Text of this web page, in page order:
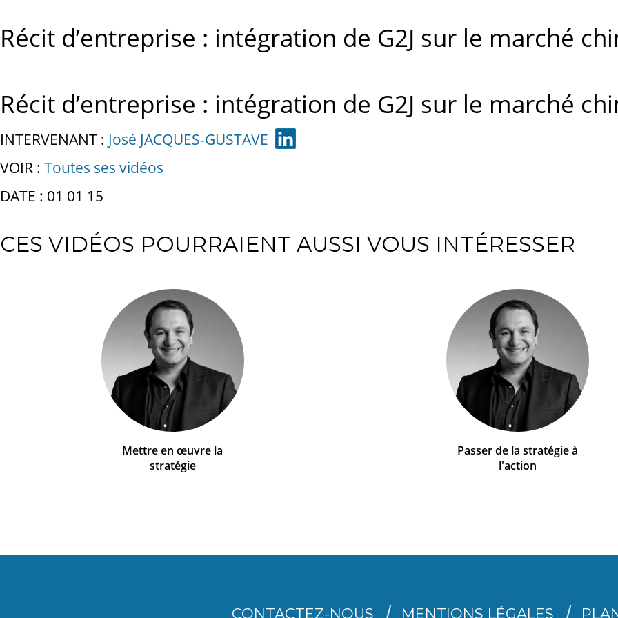
Récit d’entreprise : intégration de G2J sur le marché
Récit d’entreprise : intégration de G2J sur le marché
INTERVENANT : José JACQUES-GUSTAVE
VOIR : Toutes ses vidéos
DATE : 01 01 15
CES VIDÉOS POURRAIENT AUSSI VOUS INTÉRESSER
Mettre en œuvre la
stratégie
Passer de la stratégie à
l'action
CONTACTEZ-NOUS MENTIONS LÉGALES